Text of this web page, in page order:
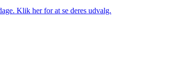
Klik her for at se deres udvalg.